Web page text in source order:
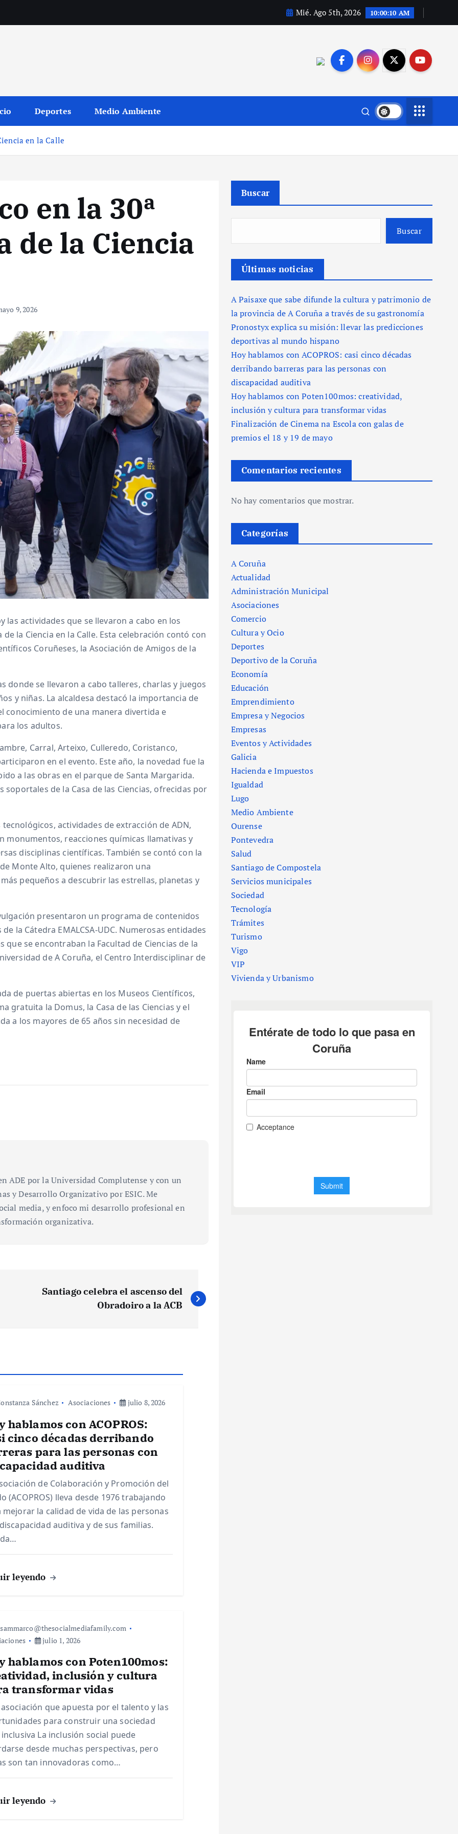
Mié. Ago 5th, 2026 10:00:11 AM
Deportes Medio Ambiente
en la Calle
en la 30ª
de la Ciencia
9, 2026
las actividades que se llevaron a cabo en los
la Ciencia en la Calle. Esta celebración contó con
Coruñeses, la Asociación de Amigos de la
donde se llevaron a cabo talleres, charlas y juegos
y niñas. La alcaldesa destacó la importancia de
conocimiento de una manera divertida e
los adultos.
Carral, Arteixo, Culleredo, Coristanco,
en el evento. Este año, la novedad fue la
a las obras en el parque de Santa Margarida.
de la Casa de las Ciencias, ofrecidas por
actividades de extracción de ADN,
monumentos, reacciones químicas llamativas y
disciplinas científicas. También se contó con la
Monte Alto, quienes realizaron una
pequeños a descubrir las estrellas, planetas y
presentaron un programa de contenidos
la Cátedra EMALCSA-UDC. Numerosas entidades
se encontraban la Facultad de Ciencias de la
de A Coruña, el Centro Interdisciplinar de
de puertas abiertas en los Museos Científicos,
gratuita la Domus, la Casa de las Ciencias y el
a los mayores de 65 años sin necesidad de
ADE por la Universidad Complutense y con un
y Desarrollo Organizativo por ESIC. Me
media, y enfoco mi desarrollo profesional en
organizativa.
Santiago celebra el ascenso del
Obradoiro a la ACB
Sánchez Asociaciones julio 8, 2026
hablamos con ACOPROS:
cinco décadas derribando
para las personas con
auditiva
de Colaboración y Promoción del
(ACOPROS) lleva desde 1976 trabajando
mejorar la calidad de vida de las personas
auditiva y de sus familias.
leyendo
julio 1, 2026
hablamos con Poten100mos:
inclusión y cultura
transformar vidas
que apuesta por el talento y las
para construir una sociedad
La inclusión social puede
desde muchas perspectivas, pero
son tan innovadoras como…
leyendo
Buscar
Buscar
Últimas noticias
A Paisaxe que sabe difunde la cultura y patrimonio de
la provincia de A Coruña a través de su gastronomía
Pronostyx explica su misión: llevar las predicciones
deportivas al mundo hispano
Hoy hablamos con ACOPROS: casi cinco décadas
derribando barreras para las personas con
discapacidad auditiva
Hoy hablamos con Poten100mos: creatividad,
inclusión y cultura para transformar vidas
Finalización de Cinema na Escola con galas de
premios el 18 y 19 de mayo
Comentarios recientes
No hay comentarios que mostrar.
Categorías
A Coruña
Actualidad
Administración Municipal
Asociaciones
Comercio
Cultura y Ocio
Deportes
Deportivo de la Coruña
Economía
Educación
Emprendimiento
Empresa y Negocios
Empresas
Eventos y Actividades
Galicia
Hacienda e Impuestos
Igualdad
Lugo
Medio Ambiente
Ourense
Pontevedra
Salud
Santiago de Compostela
Servicios municipales
Sociedad
Tecnología
Trámites
Turismo
Vigo
VIP
Vivienda y Urbanismo